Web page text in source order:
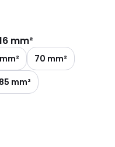
mm²
70 mm²
mm²